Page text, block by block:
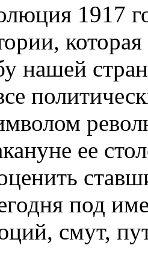
1917
нашей
ее
под
смут,